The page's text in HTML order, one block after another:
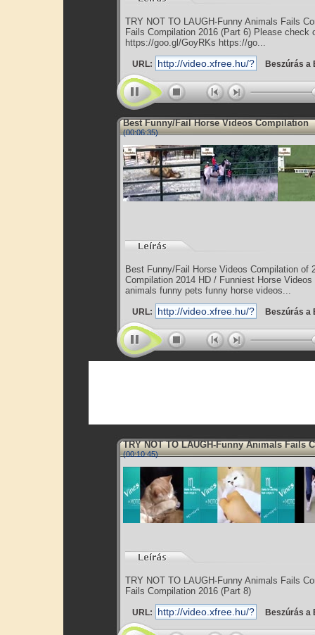
TRY NOT TO LAUGH-Funny Animals Fails
Fails Compilation 2016 (Part 6) Please
https://goo.gl/GoyRKs https://go...
URL: Beszúrás a
Best Funny/Fail Horse Videos Compilation
(00:06:35)
Best Funny/Fail Horse Videos Compilation
Compilation 2014 HD / Funniest Horse
animals funny pets funny horse videos...
URL: Beszúrás a
TRY NOT TO LAUGH-Funny Animals Fails
(00:10:45)
TRY NOT TO LAUGH-Funny Animals Fails
Fails Compilation 2016 (Part 8)
URL: Beszúrás a